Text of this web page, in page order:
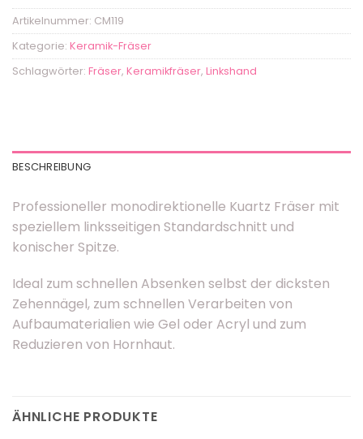
Artikelnummer: CM119
Kategorie: Keramik-Fräser
Schlagwörter: Fräser, Keramikfräser, Linkshand
BESCHREIBUNG
Professioneller monodirektionelle Kuartz Fräser mit
speziellem linksseitigen Standardschnitt und
konischer Spitze.
Ideal zum schnellen Absenken selbst der dicksten
Zehennägel, zum schnellen Verarbeiten von
Aufbaumaterialien wie Gel oder Acryl und zum
Reduzieren von Hornhaut.
ÄHNLICHE PRODUKTE